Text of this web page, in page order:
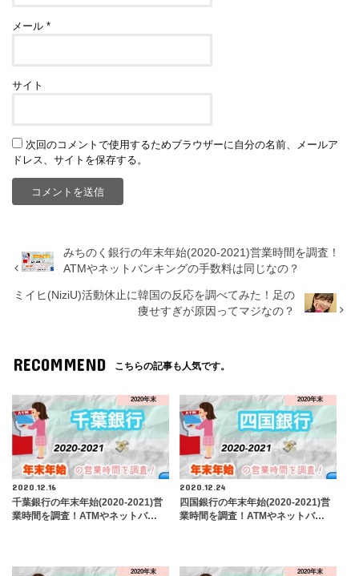
メール*
サイト
次回のコメントで使用するためブラウザーに自分の名前、メールア
ドレス、サイトを保存する。
みちのく銀行の年末年始(2020-2021)営業時間を調査！
ATMやネットバンキングの手数料は同じなの？
ミイヒ(NiziU)活動休止に韓国の反応を調べてみた！足の
痩せすぎが原因ってマジなの？
RECOMMEND こちらの記事も人気です。
2020年末
2020.12.16
千葉銀行の年末年始(2020-2021)営
業時間を調査！ATMやネットバ…
2020年末
2020.12.24
四国銀行の年末年始(2020-2021)営
業時間を調査！ATMやネットバ…
2020年末 2020年末